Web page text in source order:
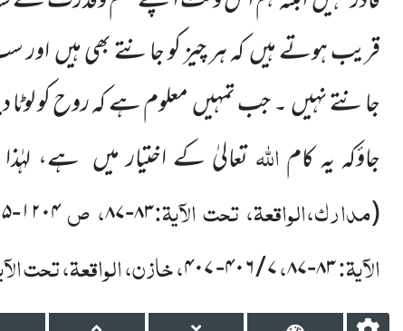
قریب ہوتے ہیںکہ ہر چیز کو جانتے بھی ہیںاور
جانتے نہیں۔ جب تمہیںمعلوم ہے کہ روح کو لوٹا
جاؤکہ یہ کاماللہتعالیٰ کے اختیار میں ہے،
(مدارک،الواقعۃ، تحت الآیۃ:۸۳-۸۷، ص۱۲۰۴-
الآیۃ:۸۳-۸۷،۷/۴۰۶-۴۰۷، خازن، الواقعۃ، تحت